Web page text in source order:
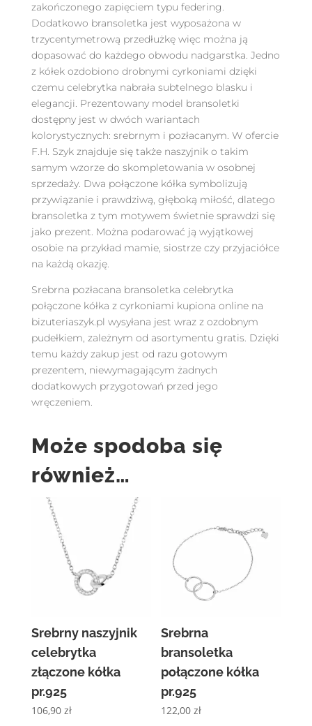
zakończonego zapięciem typu federing.
Dodatkowo bransoletka jest wyposażona w
trzycentymetrową przedłużkę więc można ją
dopasować do każdego obwodu nadgarstka. Jedno
z kółek ozdobiono drobnymi cyrkoniami dzięki
czemu celebrytka nabrała subtelnego blasku i
elegancji. Prezentowany model bransoletki
dostępny jest w dwóch wariantach
kolorystycznych: srebrnym i pozłacanym. W ofercie
F.H. Szyk znajduje się także naszyjnik o takim
samym wzorze do skompletowania w osobnej
sprzedaży. Dwa połączone kółka symbolizują
przywiązanie i prawdziwą, głęboką miłość, dlatego
bransoletka z tym motywem świetnie sprawdzi się
jako prezent. Można podarować ją wyjątkowej
osobie na przykład mamie, siostrze czy przyjaciółce
na każdą okazję.
Srebrna pozłacana bransoletka celebrytka
połączone kółka z cyrkoniami kupiona online na
bizuteriaszyk.pl wysyłana jest wraz z ozdobnym
pudełkiem, zależnym od asortymentu gratis. Dzięki
temu każdy zakup jest od razu gotowym
prezentem, niewymagającym żadnych
dodatkowych przygotowań przed jego
wręczeniem.
Może spodoba się
również…
Srebrny naszyjnik
celebrytka
złączone kółka
pr.925
106,90 zł
Srebrna
bransoletka
połączone kółka
pr.925
122,00zł